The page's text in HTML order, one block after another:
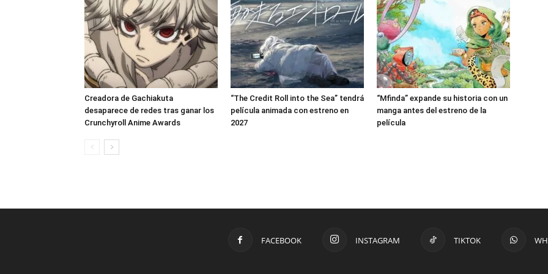
Creadora de Gachiakuta
desaparece de redes tras ganar los
Crunchyroll Anime Awards
“The Credit Roll into the Sea” tendrá
película animada con estreno en
2027
“Mfinda” expande su historia con un
manga antes del estreno de la
película
FACEBOOK INSTAGRAM TIKTOK